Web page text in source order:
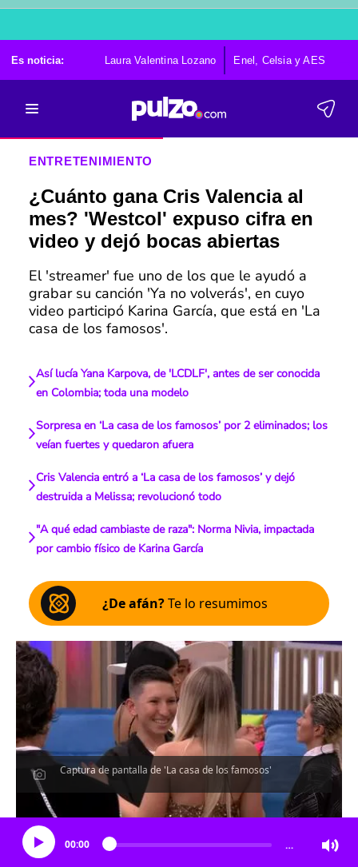
Es noticia: Laura Valentina Lozano Enel, Celsia y AES
ENTRETENIMIENTO
¿Cuánto gana Cris Valencia al
mes? 'Westcol' expuso cifra en
video y dejó bocas abiertas
El 'streamer' fue uno de los que le ayudó a
grabar su canción 'Ya no volverás', en cuyo
video participó Karina García, que está en 'La
casa de los famosos'.
Así lucía Yana Karpova, de 'LCDLF', antes de ser conocida
en Colombia; toda una modelo
Sorpresa en ‘La casa de los famosos’ por 2 eliminados; los
veían fuertes y quedaron afuera
Cris Valencia entró a ‘La casa de los famosos’ y dejó
destruida a Melissa; revolucionó todo
"A qué edad cambiaste de raza": Norma Nivia, impactada
por cambio físico de Karina García
¿De afán?Te lo resumimos
Captura de pantalla de 'La casa de los famosos'
Escucha el artículo
00:00 …